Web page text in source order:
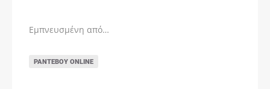
Εμπνευσμένη από…
ΡΑΝΤΕΒΟΎ ONLINE